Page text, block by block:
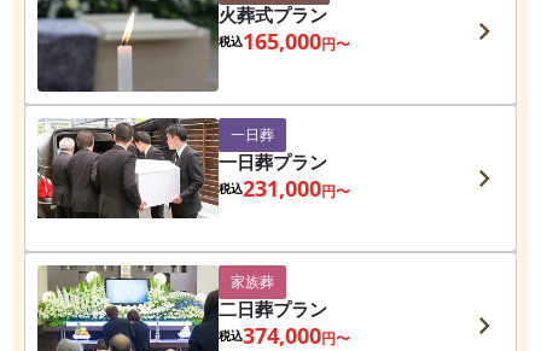
火葬式プラン
税込165,000円〜
一日葬
一日葬プラン
税込231,000円〜
家族葬
二日葬プラン
税込374,000円〜